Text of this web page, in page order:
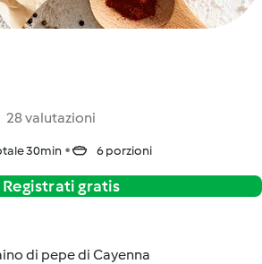
28 valutazioni
30min 6 porzioni
Registrati gratis
di pepe di Cayenna